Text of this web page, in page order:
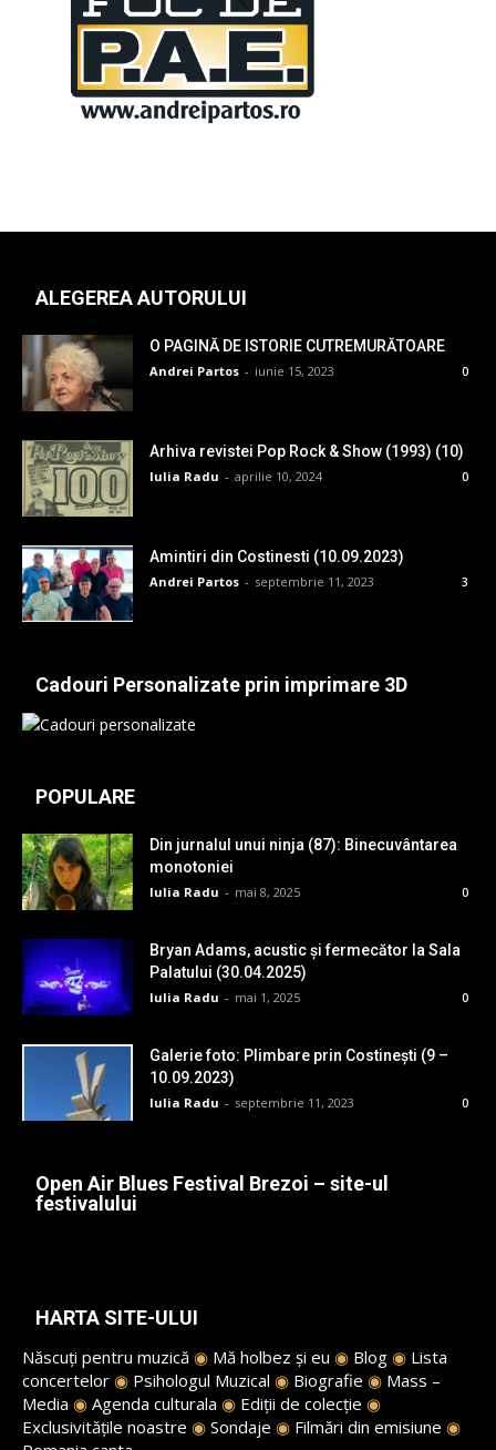
ALEGEREA AUTORULUI
O PAGINĂ DE ISTORIE CUTREMURĂTOARE
Andrei Partos - iunie 15, 2023 0
Arhiva revistei Pop Rock & Show (1993) (10)
Iulia Radu - aprilie 10, 2024 0
Amintiri din Costinesti (10.09.2023)
Andrei Partos - septembrie 11, 2023 3
Cadouri Personalizate prin imprimare 3D
POPULARE
Din jurnalul unui ninja (87): Binecuvântarea
monotoniei
Iulia Radu - mai 8, 2025 0
Bryan Adams, acustic și fermecător la Sala
Palatului (30.04.2025)
Iulia Radu - mai 1, 2025 0
Galerie foto: Plimbare prin Costinești (9 –
10.09.2023)
Iulia Radu - septembrie 11, 2023 0
Open Air Blues Festival Brezoi – site-ul
festivalului
HARTA SITE-ULUI
Născuți pentru muzică ◉ Mă holbez și eu ◉ Blog ◉ Lista
concertelor ◉ Psihologul Muzical ◉ Biografie ◉ Mass –
Media ◉ Agenda culturala ◉ Ediții de colecție ◉
Exclusivitățile noastre ◉ Sondaje ◉ Filmări din emisiune ◉